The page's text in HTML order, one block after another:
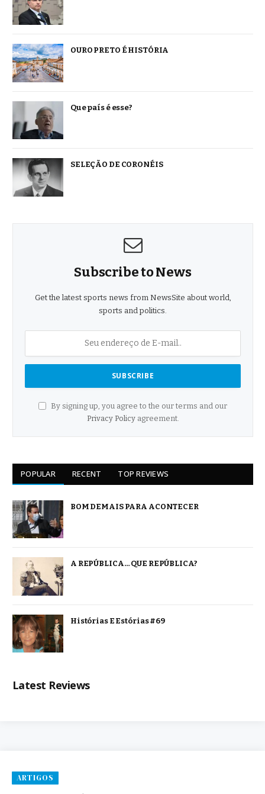
OURO PRETO É HISTÓRIA
Que país é esse?
SELEÇÃO DE CORONÉIS
Subscribe to News
Get the latest sports news from NewsSite about world,
sports and politics.
By signing up, you agree to the our terms and our
Privacy Policyagreement.
POPULAR RECENT TOP REVIEWS
BOM DEMAIS PARA ACONTECER
A REPÚBLICA… QUE REPÚBLICA?
Histórias E Estórias #69
Latest Reviews
ARTIGOS